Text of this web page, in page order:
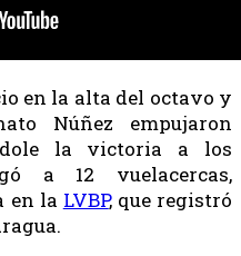
en la alta del octavo y
Núñez empujaron
la victoria a los
a 12 vuelacercas,
en la LVBP, que registró